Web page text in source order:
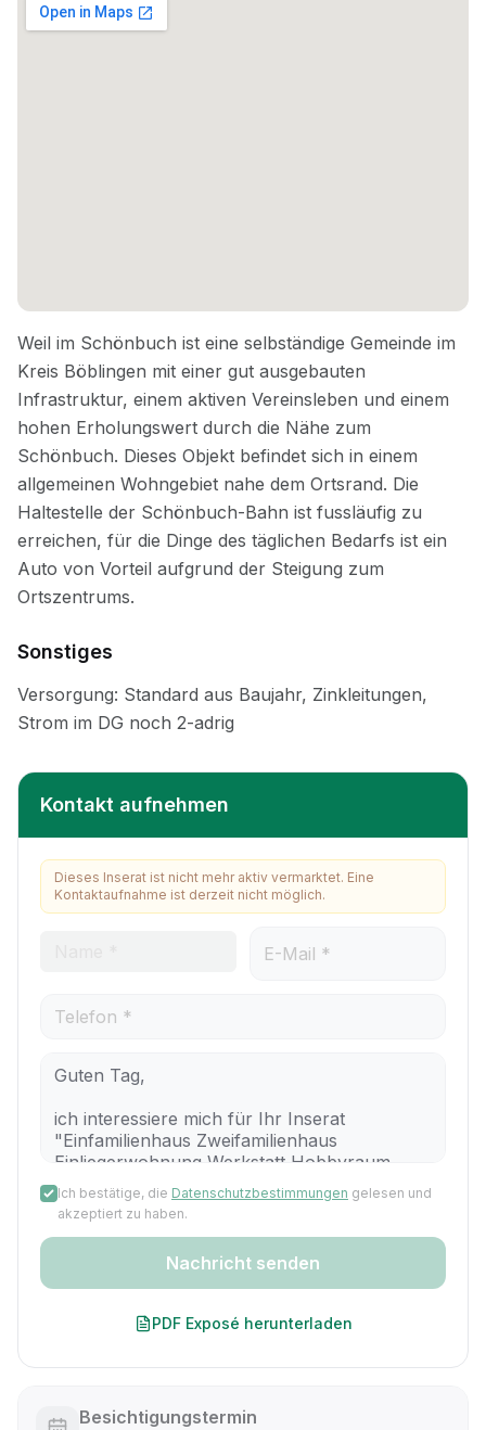
Sonstiges
Kontakt aufnehmen
Dieses Inserat ist nicht mehr aktiv vermarktet. Eine
Kontaktaufnahme ist derzeit nicht möglich.
Ich bestätige, die Datenschutzbestimmungen gelesen und
akzeptiert zu haben.
Nachricht senden
PDF Exposé herunterladen
Besichtigungstermin